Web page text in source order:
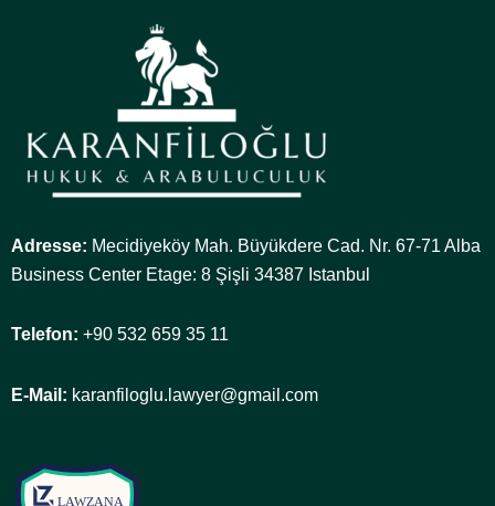
Adresse: Mecidiyeköy Mah. Büyükdere Cad. Nr. 67-71 Alba
Business Center Etage: 8 Şişli 34387 Istanbul
Telefon: +90 532 659 35 11
E-Mail: karanfiloglu.lawyer@gmail.com